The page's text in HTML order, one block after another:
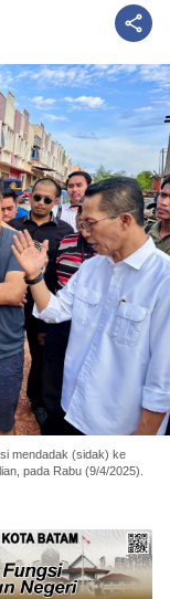
mendadak (sidak) ke
pada Rabu (9/4/2025).